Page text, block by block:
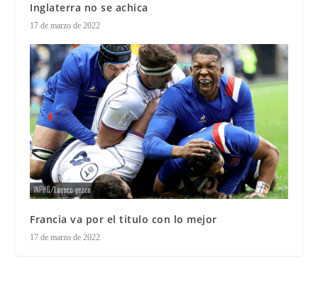
Inglaterra no se achica
17 de marzo de 2022
Francia va por el titulo con lo mejor
17 de marzo de 2022